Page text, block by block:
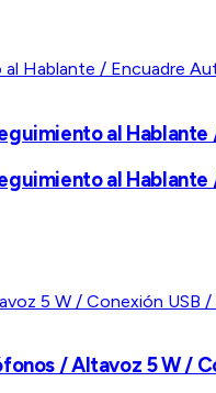
al
al
/ Altavoz 5 W /